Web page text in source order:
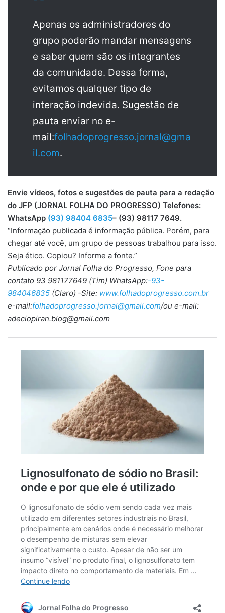
Apenas os administradores do
grupo poderão mandar mensagens
e saber quem são os integrantes
da comunidade. Dessa forma,
evitamos qualquer tipo de
interação indevida. Sugestão de
pauta enviar no e-
mail:folhadoprogresso.jornal@gma
il.com.
Envie vídeos, fotos e sugestões de pauta para a redação
do JFP (JORNAL FOLHA DO PROGRESSO) Telefones:
WhatsApp (93) 98404 6835– (93) 98117 7649.
“Informação publicada é informação pública. Porém, para
chegar até você, um grupo de pessoas trabalhou para isso.
Seja ético. Copiou? Informe a fonte.”
Publicado por Jornal Folha do Progresso, Fone para
contato 93 981177649 (Tim) WhatsApp:-93-
984046835 (Claro) -Site: www.folhadoprogresso.com.br
e-mail:folhadoprogresso.jornal@gmail.com/ou e-mail:
adeciopiran.blog@gmail.com